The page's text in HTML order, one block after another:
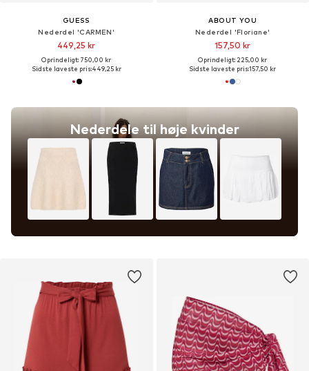
GUESS
Nederdel 'CARMEN'
449,25 kr
Oprindeligt: 750,00 kr
Sidste laveste pris:449,25 kr
Nederdele til høje kvinder
ABOUT YOU
Nederdel 'Floriane'
157,50 kr
Oprindeligt: 225,00 kr
Sidste laveste pris:157,50 kr